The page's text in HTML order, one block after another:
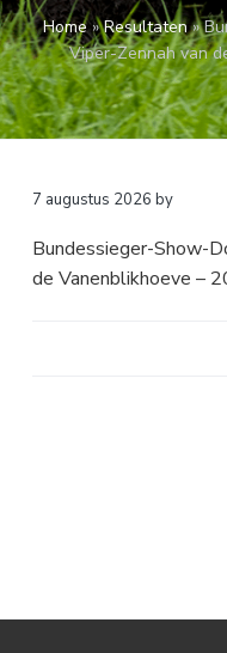
a
v
i
g
a
o
u
d
k
s
t
Home»Resultaten»
Viper-Zennah van
7 augustus 2026 by
Bundessieger-Show-
de Vanenblikhoeve –